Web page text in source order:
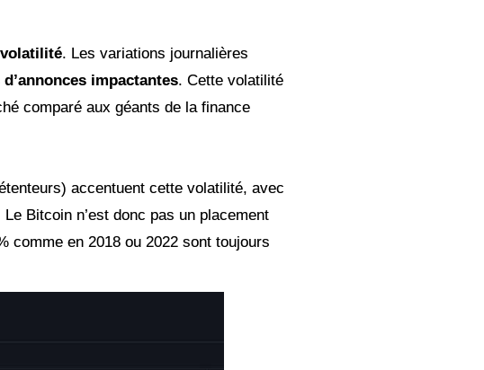
. Les variations journalières
impactantes. Cette volatilité
comparé aux géants de la finance
accentuent cette volatilité, avec
Bitcoin n’est donc pas un placement
comme en 2018 ou 2022 sont toujours